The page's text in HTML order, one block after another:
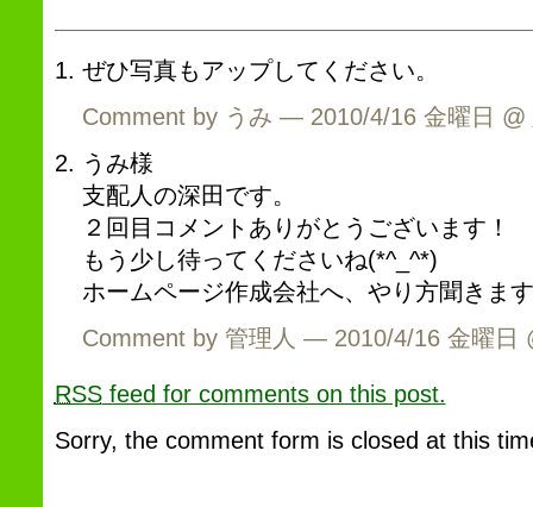
ぜひ写真もアップしてください。
Comment by うみ — 2010/4/16 金曜日 @
うみ様
支配人の深田です。
２回目コメントありがとうございます！
もう少し待ってくださいね(*^_^*)
ホームページ作成会社へ、やり方聞きま
Comment by 管理人 — 2010/4/16 金曜日
RSSfeed for comments on this post.
Sorry, the comment form is closed at this